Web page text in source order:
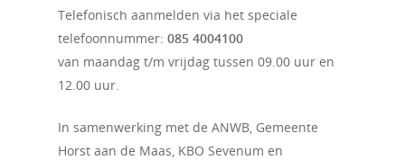
Telefonisch aanmelden via het speciale
telefoonnummer: 085 4004100
van maandag t/m vrijdag tussen 09.00 uur en
12.00 uur.
In samenwerking met de ANWB, Gemeente
Horst aan de Maas, KBO Sevenum en